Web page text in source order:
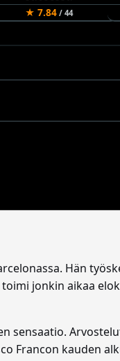
★ 7.84/ 44
Hän
jonkin aikaa
sensaatio.
Francon kauden